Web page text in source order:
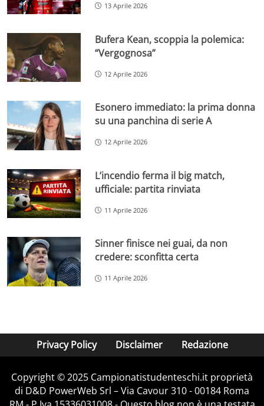
13 Aprile 2026
Bufera Kean, scoppia la polemica:
“Vergognosa”
12 Aprile 2026
Esonero immediato: la prima donna
su una panchina di serie A
12 Aprile 2026
L’incendio ferma il big match,
ufficiale: partita rinviata
11 Aprile 2026
Sinner finisce nei guai, da non
credere: sconfitta certa
11 Aprile 2026
Privacy Policy Disclaimer Redazione
Copyright © 2025 Campionatistudenteschi.it proprietà
di D&D PowerWeb Srl – Via Cavour 310 - 00184 Roma